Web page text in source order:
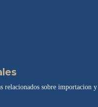
relacionados sobre importacion